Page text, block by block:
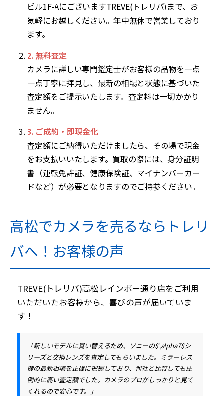
ビル1F-AにございますTREVE(トレリバ)まで、お
気軽にお越しください。年中無休で営業しており
ます。
2. 無料査定
カメラに詳しい専門鑑定士がお客様の品物を一点
一点丁寧に拝見し、最新の相場と状態に基づいた
査定額をご提示いたします。査定料は一切かかり
ません。
3. ご成約・即現金化
査定額にご納得いただけましたら、その場で現金
をお支払いいたします。買取の際には、身分証明
書（運転免許証、健康保険証、マイナンバーカー
ドなど）が必要となりますのでご持参ください。
高松でカメラを売るならトレリ
バへ！お客様の声
TREVE(トレリバ)高松レインボー通り店をご利用
いただいたお客様から、喜びの声が届いていま
す！
「新しいモデルに買い替えるため、ソニーの$\alpha7$シ
リーズと交換レンズを査定してもらいました。 ミラーレス
機の最新相場を正確に把握しており、他社と比較しても圧
倒的に高い査定額でした。カメラのプロがしっかりと見て
くれるので安心です。」